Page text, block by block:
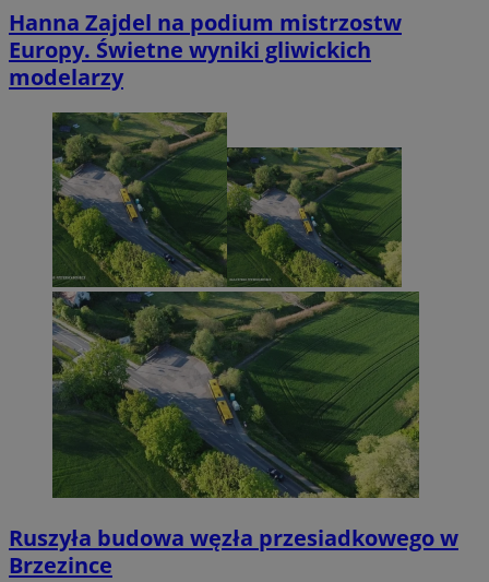
Hanna Zajdel na podium mistrzostw
Europy. Świetne wyniki gliwickich
modelarzy
Ruszyła budowa węzła przesiadkowego w
Brzezince